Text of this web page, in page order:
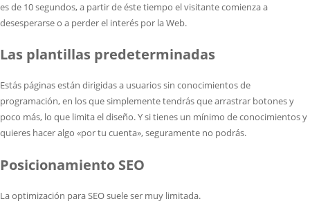
es de 10 segundos, a partir de éste tiempo el visitante comienza a
desesperarse o a perder el interés por la Web.
Las plantillas predeterminadas
Estás páginas están dirigidas a usuarios sin conocimientos de
programación, en los que simplemente tendrás que arrastrar botones y
poco más, lo que limita el diseño. Y si tienes un mínimo de conocimientos y
quieres hacer algo «por tu cuenta», seguramente no podrás.
Posicionamiento SEO
La optimización para SEO suele ser muy limitada.